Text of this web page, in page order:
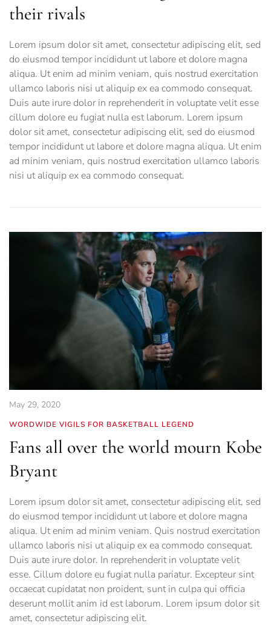
their rivals
Lorem ipsum dolor sit amet, consectetur adipiscing elit, sed
do eiusmod tempor incididunt ut labore et dolore magna
aliqua. Ut enim ad minim veniam, quis nostrud exercitation
ullamco laboris nisi ut aliquip ex ea commodo consequat.
Duis aute irure dolor in reprehenderit in voluptate velit esse
cillum dolore eu fugiat nulla est laborum. Lorem ipsum
dolor sit amet, consectetur adipiscing elit, sed do eiusmod
tempor incididunt ut labore et dolore magna aliqua. Ut enim
ad minim veniam, quis nostrud exercitation ullamco laboris
nisi ut aliquip ex ea commodo consequat.
May 29, 2020
WORDWIDE VIGILS FOR BASKETBALL LEGEND
Fans all over the world mourn Kobe
Bryant
Lorem ipsum dolor sit amet, consectetur adipiscing elit, sed
do eiusmod tempor incididunt ut labore et dolore magna
aliqua. Ut enim ad minim veniam. Quis nostrud exercitation
ullamco laboris nisi ut aliquip ex ea commodo consequat.
Duis aute irure dolor. In reprehenderit in voluptate velit
esse. Cillum dolore eu fugiat nulla pariatur. Excepteur sint
occaecat cupidatat non proident, sunt in culpa qui officia
deserunt mollit anim id est laborum. Lorem ipsum dolor sit
amet, consectetur adipiscing elit.